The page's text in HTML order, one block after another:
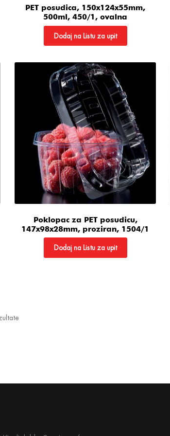
PET posudica, 150x124x55mm,
500ml, 450/1, ovalna
Dodaj na Listu za upit
Poklopac za PET posudicu,
147x98x28mm, proziran, 1504/1
Dodaj na Listu za upit